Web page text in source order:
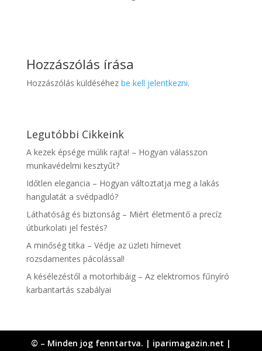
Hozzászólás írása
Hozzászólás küldéséhez be kell jelentkezni.
Legutóbbi Cikkeink
A kezek épsége múlik rajta! – Hogyan válasszon
munkavédelmi kesztyűt?
Időtlen elegancia – Hogyan változtatja meg a lakás
hangulatát a svédpadló?
Láthatóság és biztonság – Miért életmentő a precíz
útburkolati jel festés?
A minőség titka – Védje az üzleti hírnevet
rozsdamentes pácolással!
A késélezéstől a motorhibáig – Az elektromos fűnyíró
karbantartás szabályai
© – Minden jog fenntartva. | iparimagazin.net |